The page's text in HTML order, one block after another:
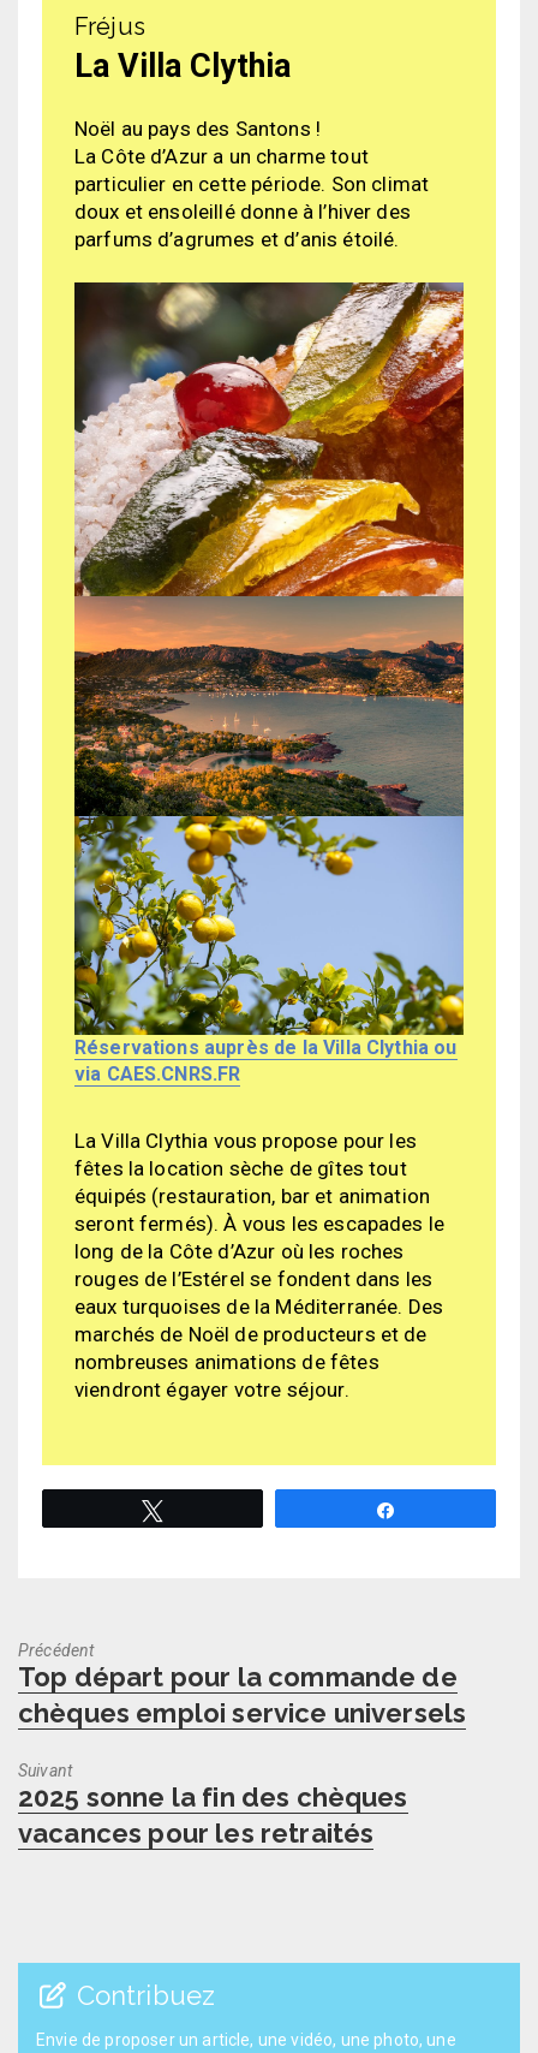
Fréjus
La Villa Clythia
Noël au pays des Santons !
La Côte d’Azur a un charme tout
particulier en cette période. Son climat
doux et ensoleillé donne à l’hiver des
parfums d’agrumes et d’anis étoilé.
Réservations auprès de la Villa Clythia ou
via CAES.CNRS.FR
La Villa Clythia vous propose pour les
fêtes la location sèche de gîtes tout
équipés (restauration, bar et animation
seront fermés). À vous les escapades le
long de la Côte d’Azur où les roches
rouges de l’Estérel se fondent dans les
eaux turquoises de la Méditerranée. Des
marchés de Noël de producteurs et de
nombreuses animations de fêtes
viendront égayer votre séjour.
Précédent
Previous
post:
Top départ pour la commande de
chèques emploi service universels
Suivant
Next
post:
2025 sonne la fin des chèques
vacances pour les retraités
Contribuez
Envie de proposer un article, une vidéo, une photo, une